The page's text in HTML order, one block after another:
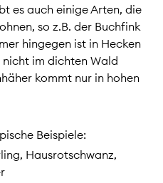
es auch einige Arten, die
so z.B. der Buchfink
hingegen ist in Hecken
im dichten Wald
kommt nur in hohen
Beispiele:
Hausrotschwanz,